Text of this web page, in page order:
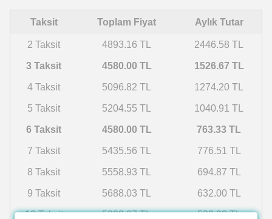
Taksit Toplam Fiyat Aylık Tutar
2 Taksit 4893.16 TL 2446.58 TL
3 Taksit 4580.00 TL 1526.67 TL
4 Taksit 5096.82 TL 1274.20 TL
5 Taksit 5204.55 TL 1040.91 TL
6 Taksit 4580.00 TL 763.33 TL
7 Taksit 5435.56 TL 776.51 TL
8 Taksit 5558.93 TL 694.87 TL
9 Taksit 5688.03 TL 632.00 TL
10 Taksit 5823.27 TL 582.33 TL